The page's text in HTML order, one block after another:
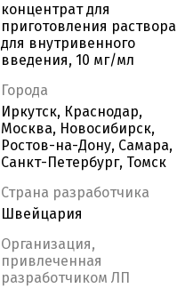
концентрат для
приготовления раствора
для внутривенного
введения, 10 мг/мл
Города
Иркутск, Краснодар,
Москва, Новосибирск,
Ростов-на-Дону, Самара,
Санкт-Петербург, Томск
Страна разработчика
Швейцария
Организация,
привлеченная
разработчиком ЛП